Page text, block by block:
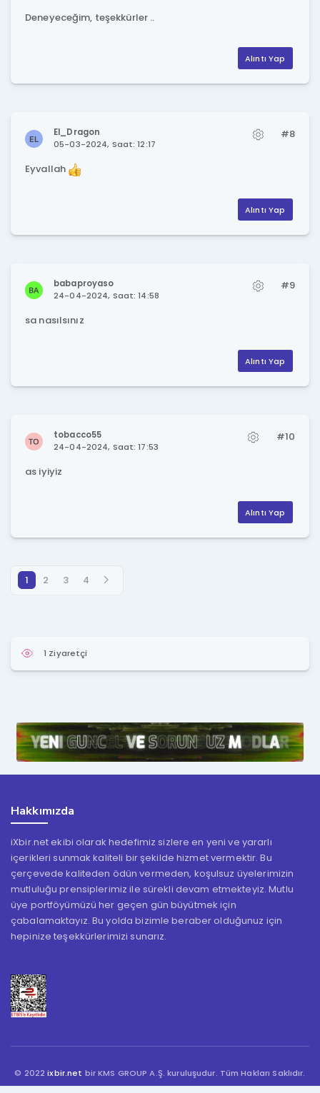
Deneyeceğim, teşekkürler ..
Alıntı Yap
El_Dragon
05-03-2024, Saat: 12:17
#8
Eyvallah
Alıntı Yap
babaproyaso
24-04-2024, Saat: 14:58
#9
sa nasılsınız
Alıntı Yap
tobacco55
24-04-2024, Saat: 17:53
#10
as iyiyiz
Alıntı Yap
1 2 3 4
1 Ziyaretçi
Hakkımızda
iXbir.net ekibi olarak hedefimiz sizlere en yeni ve yararlı
içerikleri sunmak kaliteli bir şekilde hizmet vermektir. Bu
çerçevede kaliteden ödün vermeden, koşulsuz üyelerimizin
mutluluğu prensiplerimiz ile sürekli devam etmekteyiz. Mutlu
üye portföyümüzü her geçen gün büyütmek için
çabalamaktayız. Bu yolda bizimle beraber olduğunuz için
hepinize teşekkürlerimizi sunarız.
© 2022ixbir.net bir KMS GROUP A.Ş. kuruluşudur. Tüm Hakları Saklıdır.